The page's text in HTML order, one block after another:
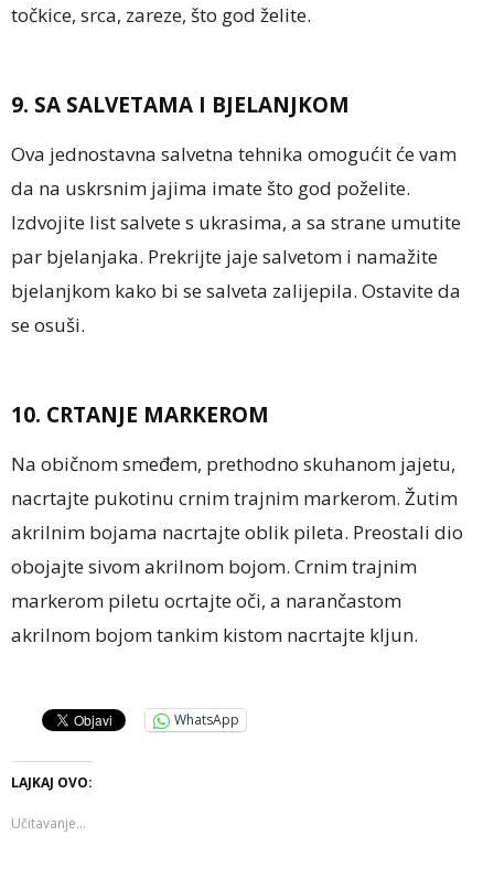
točkice, srca, zareze, što god želite.
9. SA SALVETAMA I BJELANJKOM
Ova jednostavna salvetna tehnika omogućit će vam
da na uskrsnim jajima imate što god poželite.
Izdvojite list salvete s ukrasima, a sa strane umutite
par bjelanjaka. Prekrijte jaje salvetom i namažite
bjelanjkom kako bi se salveta zalijepila. Ostavite da
se osuši.
10. CRTANJE MARKEROM
Na običnom smeđem, prethodno skuhanom jajetu,
nacrtajte pukotinu crnim trajnim markerom. Žutim
akrilnim bojama nacrtajte oblik pileta. Preostali dio
obojajte sivom akrilnom bojom. Crnim trajnim
markerom piletu ocrtajte oči, a narančastom
akrilnom bojom tankim kistom nacrtajte kljun.
WhatsApp
LAJKAJ OVO:
Učitavanje...